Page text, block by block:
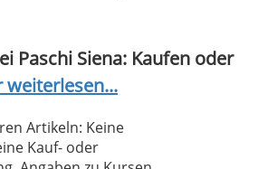
Paschi Siena: Kaufen oder
weiterlesen...
Artikeln: Keine
Kauf- oder